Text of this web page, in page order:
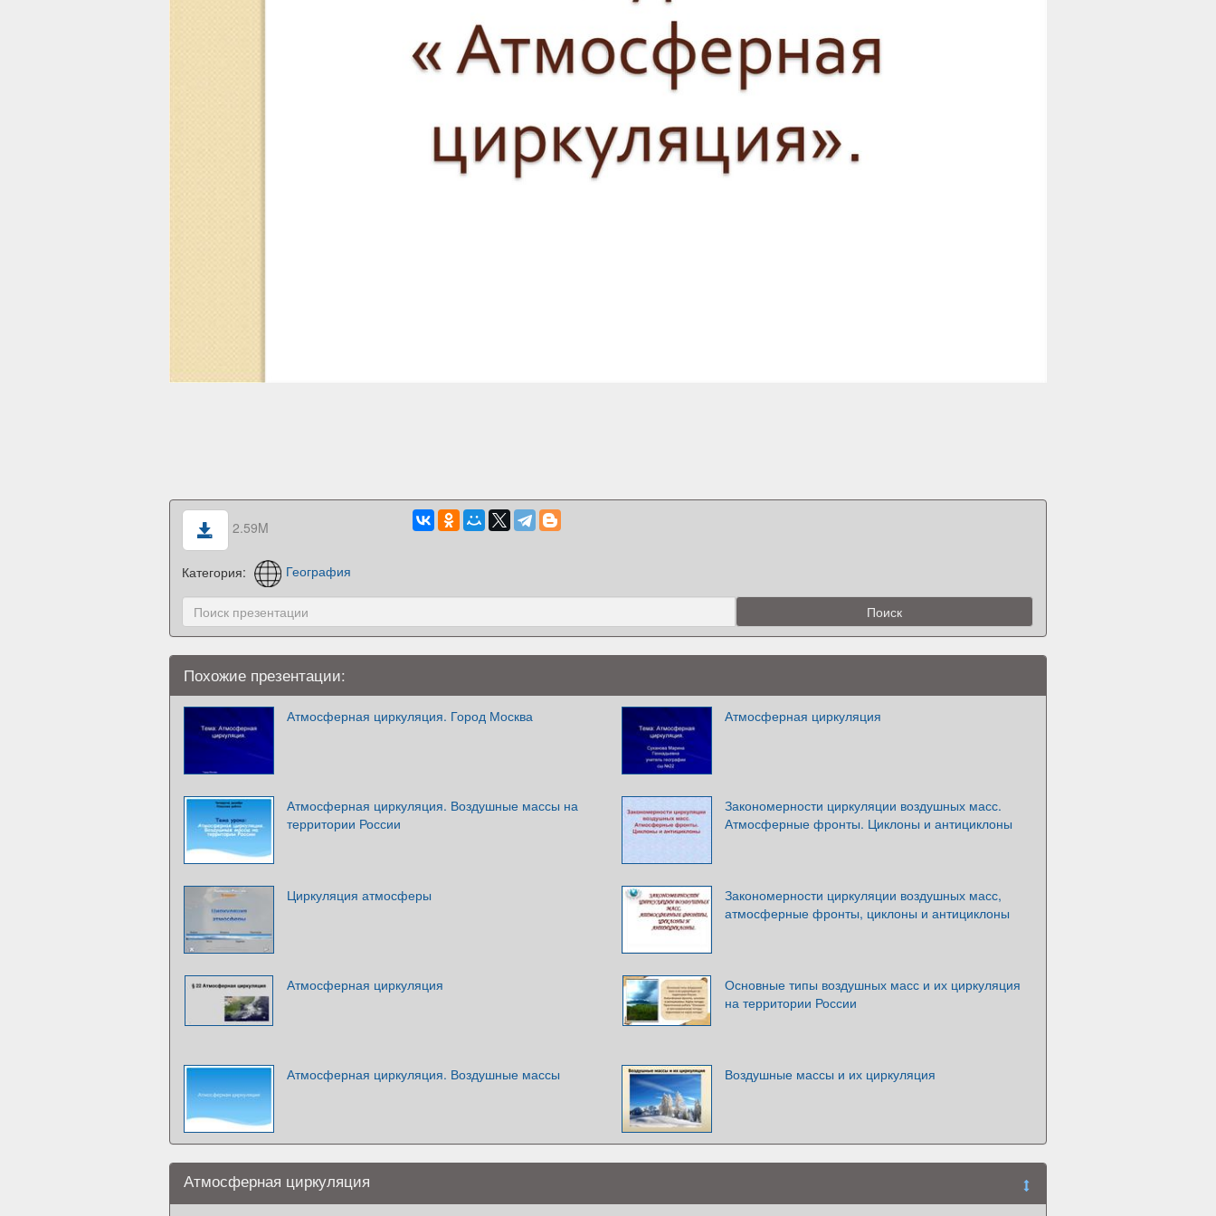
2.59M
Категория: География
Похожие презентации:
Атмосферная циркуляция. Город Москва Атмосферная циркуляция
Атмосферная циркуляция. Воздушные массы на
территории России
Закономерности циркуляции воздушных масс.
Атмосферные фронты. Циклоны и антициклоны
Циркуляция атмосферы
Закономерности циркуляции воздушных масс,
атмосферные фронты, циклоны и антициклоны
Атмосферная циркуляция
Основные типы воздушных масс и их циркуляция
на территории России
Атмосферная циркуляция. Воздушные массы Воздушные массы и их циркуляция
Атмосферная циркуляция